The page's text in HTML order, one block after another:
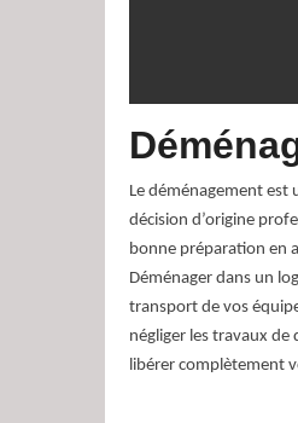
Le déménagement est
décision d’origine
bonne préparation en
Déménager dans un
transport de vos
négliger les travaux de
libérer complètement